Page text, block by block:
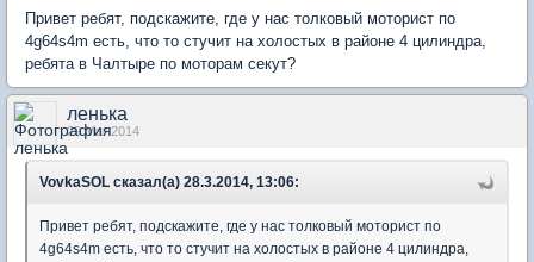
Привет ребят, подскажите, где у нас толковый моторист по
4g64s4m есть, что то стучит на холостых в районе 4 цилиндра,
ребята в Чалтыре по моторам секут?
ленька
29 Mar 2014
VovkaSOL сказал(а) 28.3.2014, 13:06:
Привет ребят, подскажите, где у нас толковый моторист по
4g64s4m есть, что то стучит на холостых в районе 4 цилиндра,